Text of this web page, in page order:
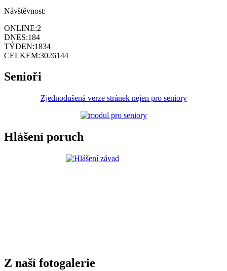
Návštěvnost:
ONLINE:2
DNES:184
TÝDEN:1834
CELKEM:3026144
Senioři
Zjednodušená verze stránek nejen pro seniory
Hlášení poruch
Z naší fotogalerie